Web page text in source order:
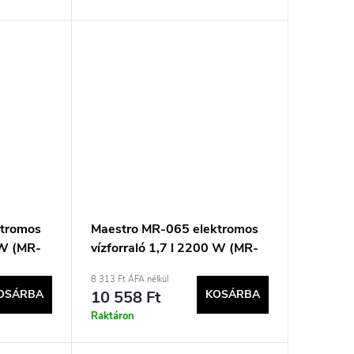
(MR-
Maestro MR-065 elektromos
vízforraló 1,7 l 2200 W (MR-
8 313 Ft ÁFA nélkül
10 558 Ft
Raktáron
KOSÁRBA